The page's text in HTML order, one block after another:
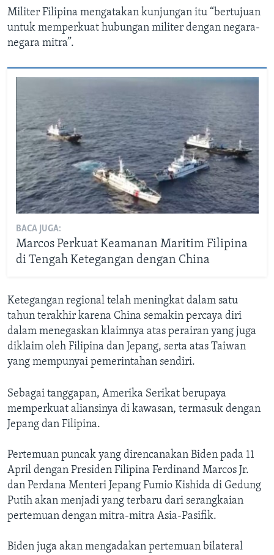
Militer Filipina mengatakan kunjungan itu “bertujuan
untuk memperkuat hubungan militer dengan negara-
negara mitra”.
BACA JUGA:
Marcos Perkuat Keamanan Maritim Filipina
di Tengah Ketegangan dengan China
Ketegangan regional telah meningkat dalam satu
tahun terakhir karena China semakin percaya diri
dalam menegaskan klaimnya atas perairan yang juga
diklaim oleh Filipina dan Jepang, serta atas Taiwan
yang mempunyai pemerintahan sendiri.
Sebagai tanggapan, Amerika Serikat berupaya
memperkuat aliansinya di kawasan, termasuk dengan
Jepang dan Filipina.
Pertemuan puncak yang direncanakan Biden pada 11
April dengan Presiden Filipina Ferdinand Marcos Jr.
dan Perdana Menteri Jepang Fumio Kishida di Gedung
Putih akan menjadi yang terbaru dari serangkaian
pertemuan dengan mitra-mitra Asia-Pasifik.
Biden juga akan mengadakan pertemuan bilateral